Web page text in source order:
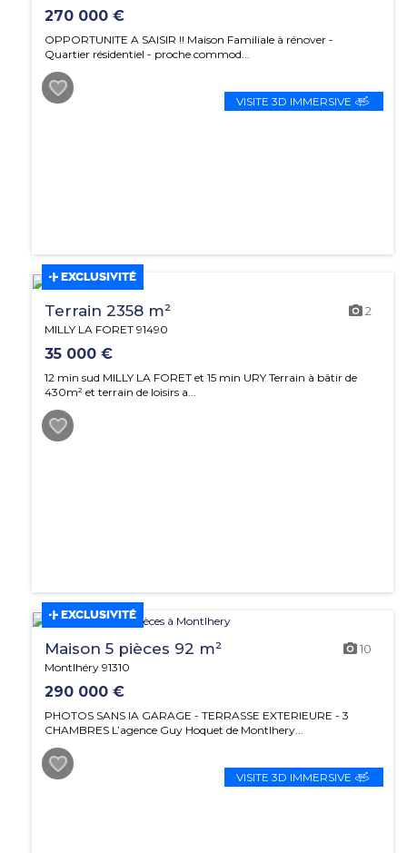
VISITE 3D IMMERSIVE
270 000 €
OPPORTUNITE A SAISIR !! Maison Familiale à rénover -
Quartier résidentiel - proche commod...
EXCLUSIVITÉ
Terrain 2358 m² 2
MILLY LA FORET 91490
35 000 €
12 min sud MILLY LA FORET et 15 min URY Terrain à bâtir de
430m² et terrain de loisirs a...
EXCLUSIVITÉ
VISITE 3D IMMERSIVE
Maison 5 pièces 92 m² 10
Montlhéry 91310
290 000 €
PHOTOS SANS IA GARAGE - TERRASSE EXTERIEURE - 3
CHAMBRES L’agence Guy Hoquet de Montlhery...